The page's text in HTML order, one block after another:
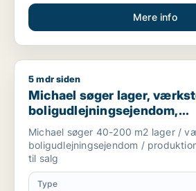
Mere info
Michael søger lager, værksted,
5 mdr siden
Michael søger lager,
boligudlejningsejendom,
produktionslokaler eller
København K, Vesterbro
Michael søger 40-200 m2 lager /
boligudlejningsejendom /
til salg
Type